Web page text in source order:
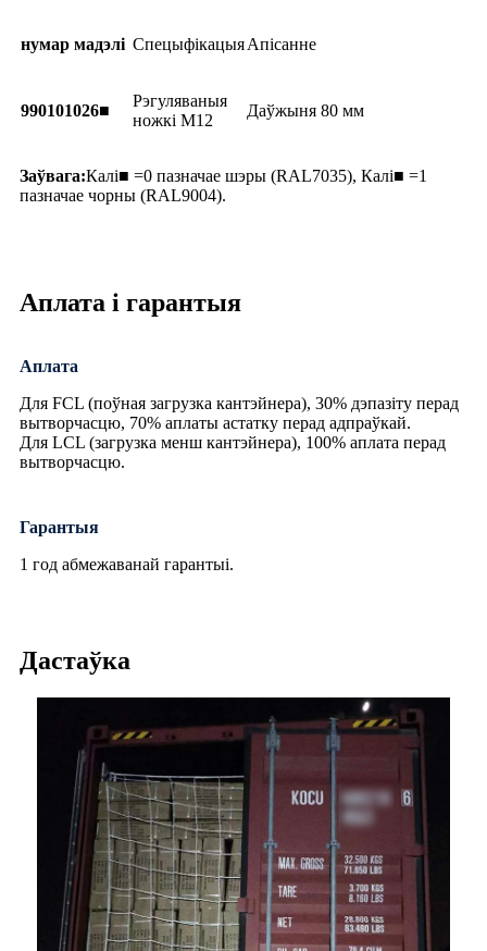
нумар мадэлі СпецыфікацыяАпісанне
990101026■
Рэгуляваныя
ножкі M12
Даўжыня 80 мм
Заўвага:Калі■ =0 пазначае шэры (RAL7035), Калі■ =1
пазначае чорны (RAL9004).
Аплата і гарантыя
Аплата
Для FCL (поўная загрузка кантэйнера), 30% дэпазіту перад
вытворчасцю, 70% аплаты астатку перад адпраўкай.
Для LCL (загрузка менш кантэйнера), 100% аплата перад
вытворчасцю.
Гарантыя
1 год абмежаванай гарантыі.
Дастаўка